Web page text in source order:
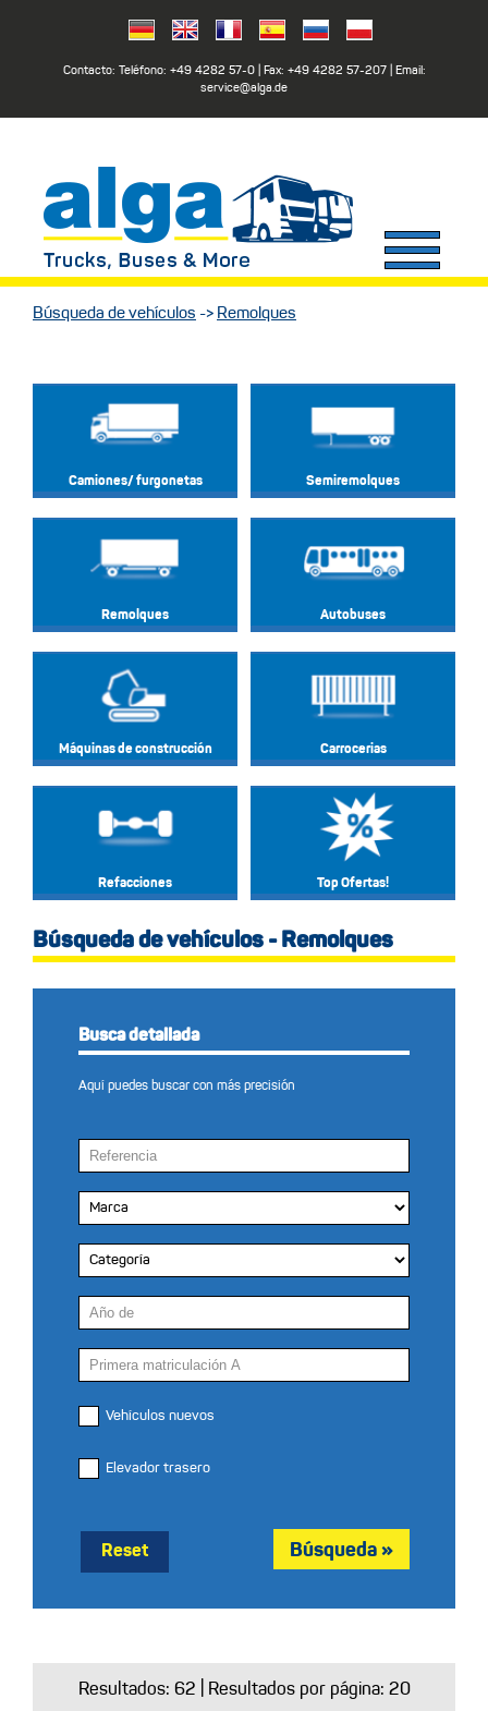
Contacto: Teléfono: +49 4282 57-0| Fax: +49 4282 57-207| Email:
service@alga.de
Búsqueda de vehículos -> Remolques
Camiones/ furgonetas Semiremolques
Remolques Autobuses
Máquinas de construcción Carrocerias
Refacciones Top Ofertas!
Búsqueda de vehículos - Remolques
Busca detallada
Aquí puedes buscar con más precisión
Vehículos nuevos
Elevador trasero
Reset
Resultados: 62 | Resultados por página: 20